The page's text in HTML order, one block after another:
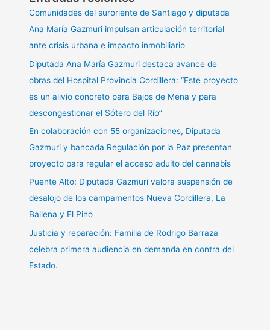
Comunidades del suroriente de Santiago y diputada
Ana María Gazmuri impulsan articulación territorial
ante crisis urbana e impacto inmobiliario
Diputada Ana María Gazmuri destaca avance de
obras del Hospital Provincia Cordillera: “Este proyecto
es un alivio concreto para Bajos de Mena y para
descongestionar el Sótero del Río”
En colaboración con 55 organizaciones, Diputada
Gazmuri y bancada Regulación por la Paz presentan
proyecto para regular el acceso adulto del cannabis
Puente Alto: Diputada Gazmuri valora suspensión de
desalojo de los campamentos Nueva Cordillera, La
Ballena y El Pino
Justicia y reparación: Familia de Rodrigo Barraza
celebra primera audiencia en demanda en contra del
Estado.